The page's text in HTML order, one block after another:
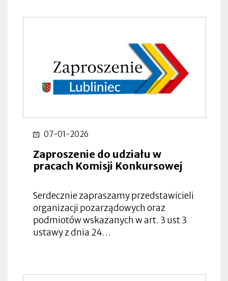
07-01-2026
Zaproszenie do udziału w
pracach Komisji Konkursowej
Serdecznie zapraszamy przedstawicieli
organizacji pozarządowych oraz
podmiotów wskazanych w art. 3 ust 3
ustawy z dnia 24…